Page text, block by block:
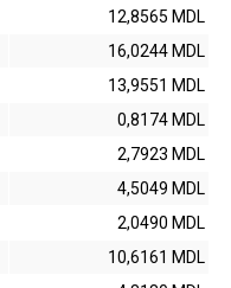
12,8565 MDL
16,0244 MDL
13,9551 MDL
0,8174 MDL
2,7923 MDL
4,5049 MDL
2,0490 MDL
10,6161 MDL